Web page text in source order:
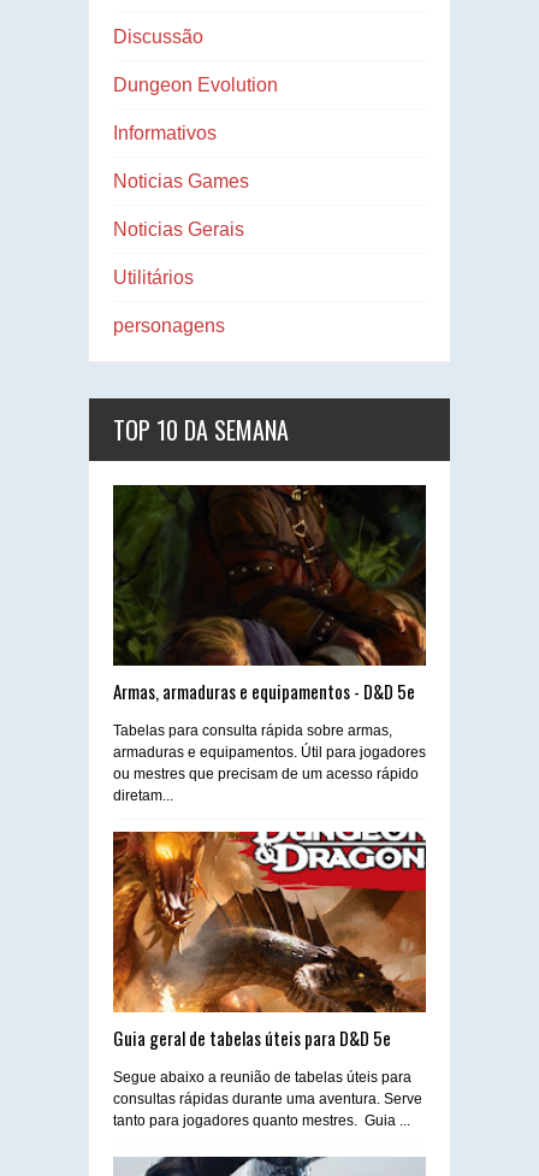
Discussão
Dungeon Evolution
Informativos
Noticias Games
Noticias Gerais
Utilitários
personagens
TOP 10 DA SEMANA
Armas, armaduras e equipamentos - D&D 5e
Tabelas para consulta rápida sobre armas,
armaduras e equipamentos. Útil para jogadores
ou mestres que precisam de um acesso rápido
diretam...
Guia geral de tabelas úteis para D&D 5e
Segue abaixo a reunião de tabelas úteis para
consultas rápidas durante uma aventura. Serve
tanto para jogadores quanto mestres. Guia ...